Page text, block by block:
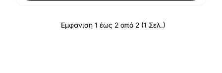
Εμφάνιση 1 έως 2 από 2 (1 Σελ.)